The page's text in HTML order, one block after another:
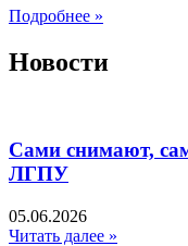
Подробнее »
Новости
Сами снимают,
ЛГПУ​
05.06.2026
Читать далее »